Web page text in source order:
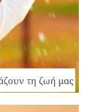
τη ζωή μας